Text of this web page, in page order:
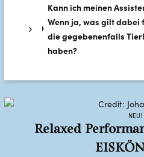
Kann ich meinen
Wenn ja, was gilt dabei
die gegebenenfalls
haben?
NEU!
Relaxed